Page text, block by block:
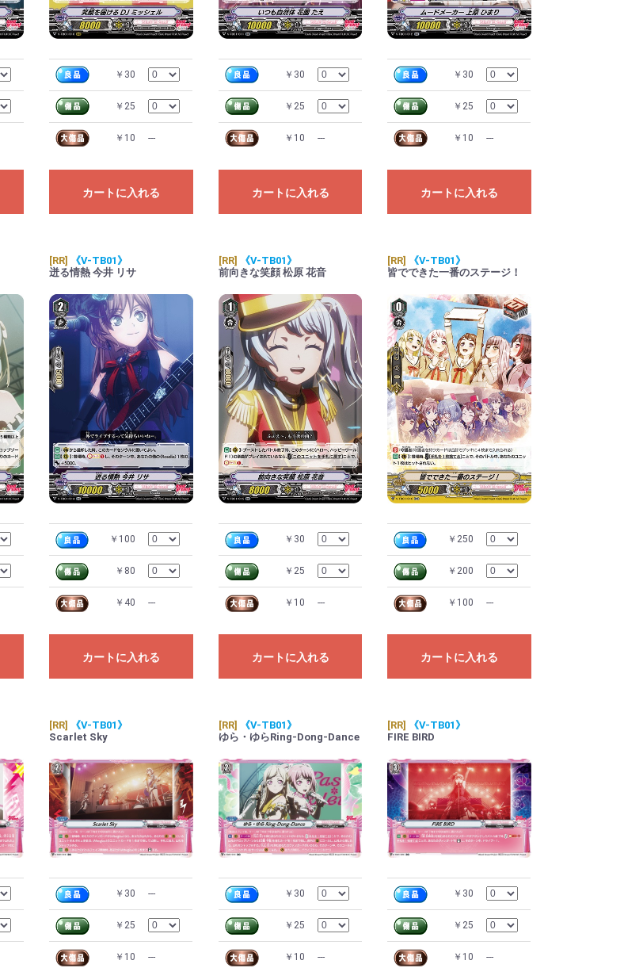
￥30
￥25
￥10 ---
カートに入れる
￥30
￥25
￥10 ---
カートに入れる
￥30
￥25
￥10 ---
カートに入れる
[RR]
《V-TB01》
迸る情熱 今井 リサ
￥100
￥80
￥40 ---
カートに入れる
[RR]
《V-TB01》
前向きな笑顔 松原 花音
￥30
￥25
￥10 ---
カートに入れる
[RR]
《V-TB01》
皆でできた一番のステージ！
￥250
￥200
￥100 ---
カートに入れる
[RR]
《V-TB01》
Scarlet Sky
￥30 ---
￥25
￥10 ---
[RR]
《V-TB01》
ゆら・ゆらRing-Dong-Dance
￥30
￥25
￥10 ---
[RR]
《V-TB01》
FIRE BIRD
￥30
￥25
￥10 ---